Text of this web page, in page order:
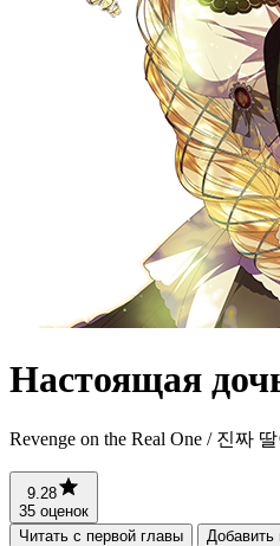
Настоящая
Revenge on the Real One / 진짜
9.28
35 оценок
Читать с первой главы
Добавить